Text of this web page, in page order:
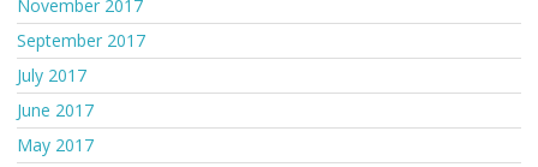
November 2017
September 2017
July 2017
June 2017
May 2017